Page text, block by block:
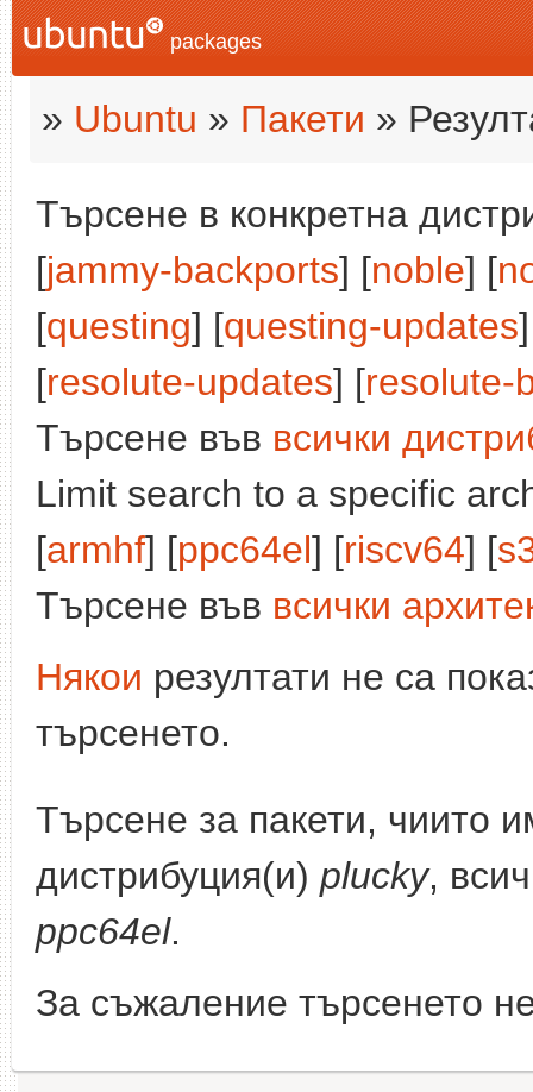
packages
» Ubuntu » Пакети »
Търсене в конкретна
[jammy-backports] [noble] [
[questing] [questing-updates
[resolute-updates] [resolute-
Търсене във всички
Limit search to a specific
[armhf] [ppc64el] [riscv64] [
Търсене във всички
Някои резултати не са
търсенето.
Търсене за пакети, чиито
дистрибуция(и) plucky,
ppc64el.
За съжаление търсенето